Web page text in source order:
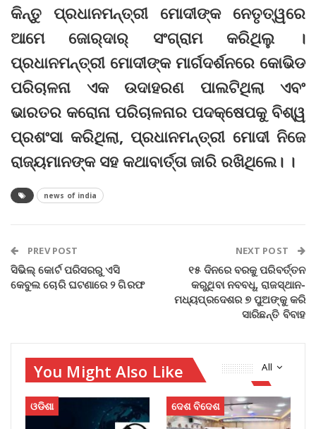
କିନ୍ତୁ ପ୍ରଧାନମନ୍ତ୍ରୀ ମୋଦୀଙ୍କ ନେତୃତ୍ୱରେ
ଆମେ ଜୋର୍‌ଦାର୍‌ ସଂଗ୍ରାମ କରିଥିଲୁ ।
ପ୍ରଧାନମନ୍ତ୍ରୀ ମୋଦୀଙ୍କ ମାର୍ଗଦର୍ଶନରେ କୋଭିଡ
ପରିଚାଳନା ଏକ ଉଦାହରଣ ପାଲଟିଥିଲା ​​ଏବଂ
ଭାରତର କରୋନା ପରିଚାଳନାର ପଦକ୍ଷେପକୁ ବିଶ୍ୱ
ପ୍ରଶଂସା କରିଥିଲା, ପ୍ରଧାନମନ୍ତ୍ରୀ ମୋଦୀ ନିଜେ
ରାଜ୍ୟମାନଙ୍କ ସହ କଥାବାର୍ତ୍ତା ଜାରି ରଖିଥିଲେ। ।
news of india
PREV POST
ସିଭିଲ୍ କୋର୍ଟ ପରିସରରୁ ଏସି
କେବୁଲ ଚୋରି ଘଟଣାରେ ୨ ଗିରଫ
NEXT POST
୧୫ ଦିନରେ ବରକୁ ପରିବର୍ତ୍ତନ
କରୁଥିବା ନବବଧୂ, ରାଜସ୍ଥାନ-
ମଧ୍ୟପ୍ରଦେଶର ୭ ପୁଅଙ୍କୁ କରି
ସାରିଛନ୍ତି ବିବାହ
All
You Might Also Like
ଓଡିଶା ଦେଶ ବିଦେଶ